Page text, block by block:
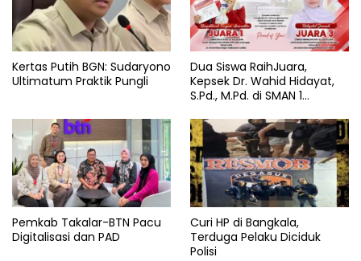
Kertas Putih BGN: Sudaryono
Ultimatum Praktik Pungli
Dua Siswa RaihJuara,
Kepsek Dr. Wahid Hidayat,
S.Pd., M.Pd. di SMAN 1
Pemkab Takalar-BTN Pacu
Digitalisasi dan PAD
Curi HP di Bangkala,
Terduga Pelaku Diciduk
Polisi